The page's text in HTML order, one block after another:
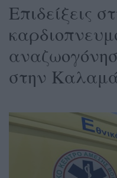
Επιδείξεις
στην